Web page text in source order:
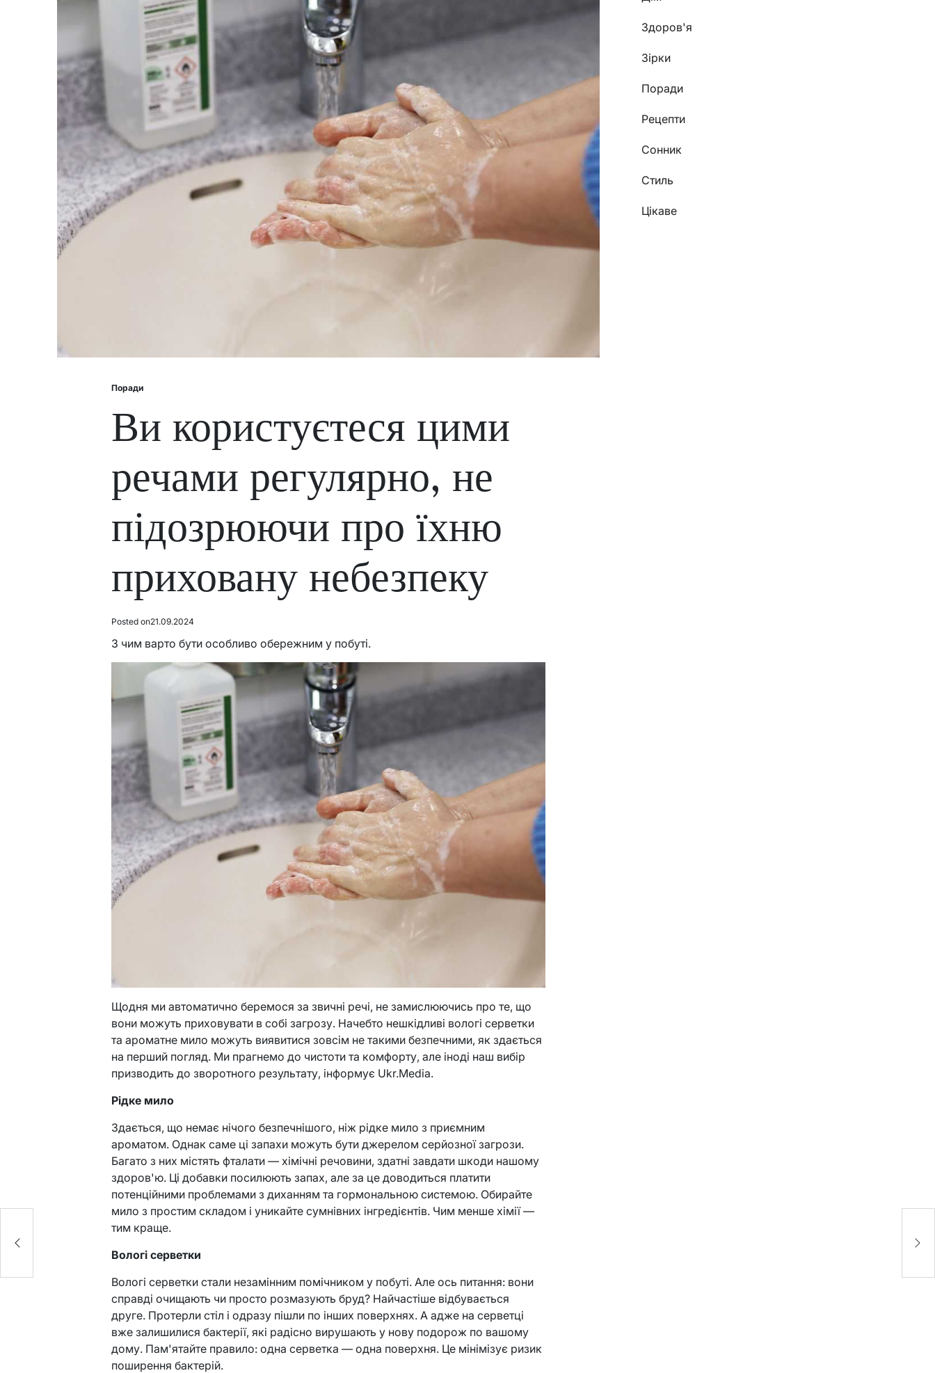
Posted
Поради
Ви користуєтеся цими
речами регулярно, не
підозрюючи про їхню
приховану небезпеку
Posted on21.09.2024
З чим варто бути особливо обережним у побуті.
Щодня ми автоматично беремося за звичні речі, не замислюючись про те, що
вони можуть приховувати в собі загрозу. Начебто нешкідливі вологі серветки
та ароматне мило можуть виявитися зовсім не такими безпечними, як здається
на перший погляд. Ми прагнемо до чистоти та комфорту, але іноді наш вибір
призводить до зворотного результату, інформує Ukr.Media.
Рідке мило
Здається, що немає нічого безпечнішого, ніж рідке мило з приємним
ароматом. Однак саме ці запахи можуть бути джерелом серйозної загрози.
Багато з них містять фталати — хімічні речовини, здатні завдати шкоди нашому
здоров'ю. Ці добавки посилюють запах, але за це доводиться платити
потенційними проблемами з диханням та гормональною системою. Обирайте
мило з простим складом і уникайте сумнівних інгредієнтів. Чим менше хімії —
тим краще.
Вологі серветки
Вологі серветки стали незамінним помічником у побуті. Але ось питання: вони
справді очищають чи просто розмазують бруд? Найчастіше відбувається
друге. Протерли стіл і одразу пішли по інших поверхнях. А адже на серветці
вже залишилися бактерії, які радісно вирушають у нову подорож по вашому
дому. Пам'ятайте правило: одна серветка — одна поверхня. Це мінімізує ризик
поширення бактерій.
Здоров'я
Зірки
Поради
Рецепти
Сонник
Стиль
Цікаве